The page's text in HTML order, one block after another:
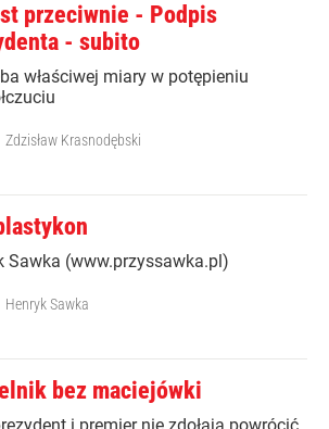
przeciwnie - Podpis
- subito
właściwej miary w potępieniu
Zdzisław Krasnodębski
Sawka (www.przyssawka.pl)
Henryk Sawka
bez maciejówki